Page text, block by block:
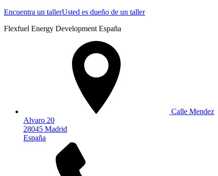
Encuentra un tallerUsted es dueño de un taller
Flexfuel Energy Development España
Calle Mendez
Alvaro 20
28045 Madrid
España